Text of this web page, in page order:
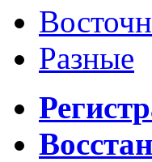
Разные